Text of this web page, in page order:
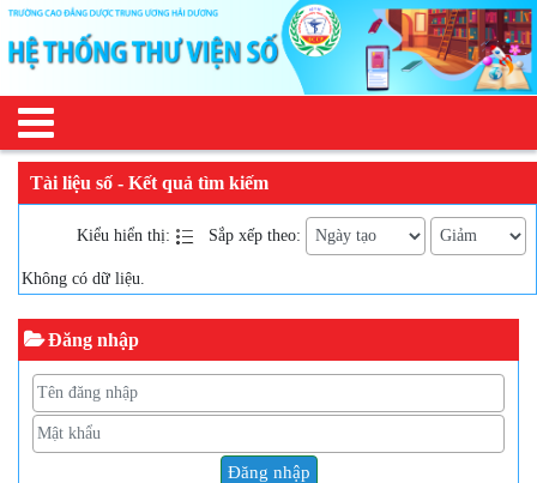
Tài liệu số - Kết quả tìm kiếm
Kiểu hiển thị: Sắp xếp theo:
Không có dữ liệu.
Đăng nhập
Đăng nhập